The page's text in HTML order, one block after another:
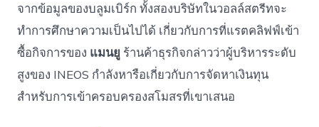
จากข้อมูลของบลูมเบิร์ก ทั้งสองบริษัทในวอลล์สตรีทจะ
ทำการศึกษาความเป็นไปได้ เกี่ยวกับการที่แรตคลิฟฟ์เข้า
ซื้อกิจการของ แมนยู ร้านค้าธุรกิจกล่าวว่าผู้บริหารระดับ
สูงของ INEOS กำลังหารือเกี่ยวกับการจัดหาเงินทุน
สำหรับการเข้าครอบครองสโมสรที่เขาเสนอ